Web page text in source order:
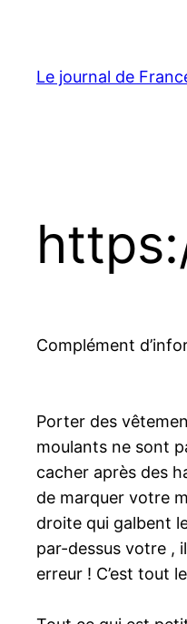
contenu
Le journal de
Complément
Porter des
moulants ne sont
cacher après des
de marquer votre
droite qui galbent
par-dessus votre ,
erreur ! C’est tout